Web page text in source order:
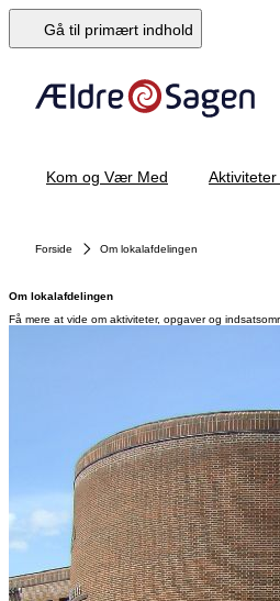
Gå til primært indhold
Kom og Vær Med
Forside Om lokalafdelingen
Om lokalafdelingen
Få mere at vide om aktiviteter, opgaver og